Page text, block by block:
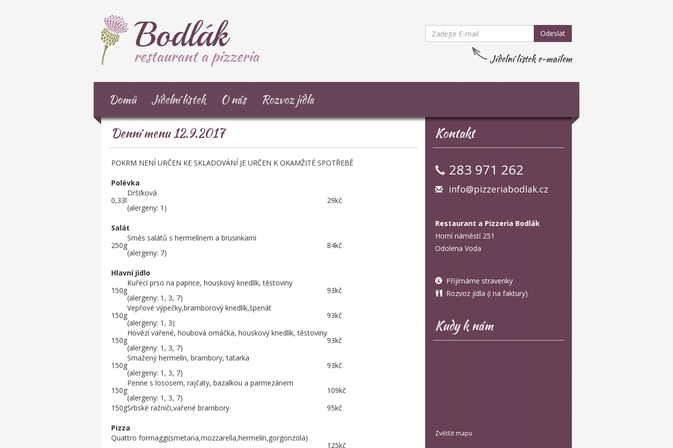
Odeslat
Jídelní lístek e-mailem
Domů Jídelní lístek O nás Rozvoz jídla
Denní menu 12.9.2017
POKRM NENÍ URČEN KE SKLADOVÁNÍ JE URČEN K OKAMŽITÉ SPOTŘEBĚ
Polévka
0,33l
Dršťková
(alergeny: 1)
29kč
Salát
250g
Směs salátů s hermelínem a brusinkami
(alergeny: 7)
84kč
Hlavní jídlo
150g
Kuřecí prso na paprice, houskový knedlík, těstoviny
(alergeny: 1, 3, 7)
93kč
150g
Vepřové výpečky,bramborový knedlík,špenát
(alergeny: 1, 3)
93kč
150g
Hovězí vařené, houbová omáčka, houskový knedlík, těstoviny
(alergeny: 1, 3, 7)
93kč
150g
Smažený hermelín, brambory, tatarka
(alergeny: 1, 3, 7)
93kč
150g
Penne s lososem, rajčaty, bazalkou a parmezánem
(alergeny: 1, 3, 7)
109kč
150gSrbské ražniči,vařené brambory 95kč
Pizza
Quattro formaggi(smetana,mozzarella,hermelín,gorgonzola)
125kč
Kontakt
283 971 262
info@pizzeriabodlak.cz
Restaurant a Pizzeria Bodlák
Horní náměstí 251
Odolena Voda
Přijímáme stravenky
Rozvoz jídla (i na faktury)
Kudy k nám
Zvětšit mapu